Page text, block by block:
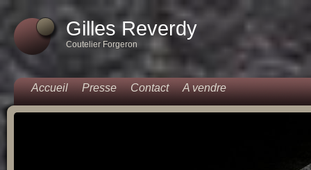
Gilles Reverdy
Coutelier Forgeron
Accueil Presse Contact A vendre